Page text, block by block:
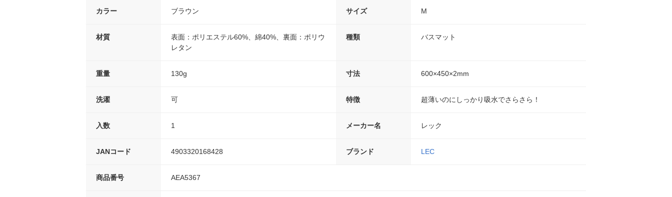
カラー ブラウン サイズ M
材質
表面：ポリエステル60%、綿40%、裏面：ポリウ
レタン
種類 バスマット
重量 130g 寸法 600×450×2mm
洗濯 可 特徴 超薄いのにしっかり吸水でさらさら！
入数 1 メーカー名 レック
JANコード 4903320168428 ブランド LEC
商品番号 AEA5367